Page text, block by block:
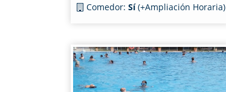
Comedor: Sí(+Ampliación Horaria)